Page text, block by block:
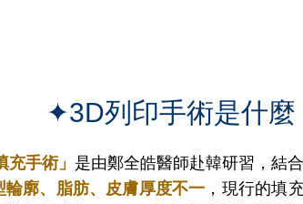
✦3D列印手術是什麼
充手術」 是由鄭全皓醫師赴韓研習， 結
輪廓、脂肪、皮膚厚度不一 ，現行的填